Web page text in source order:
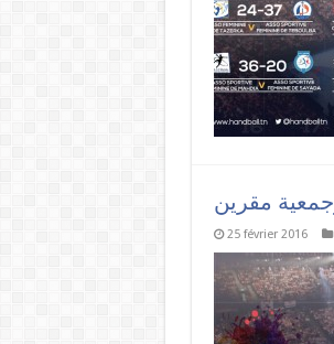
مقرين
25 février 2016